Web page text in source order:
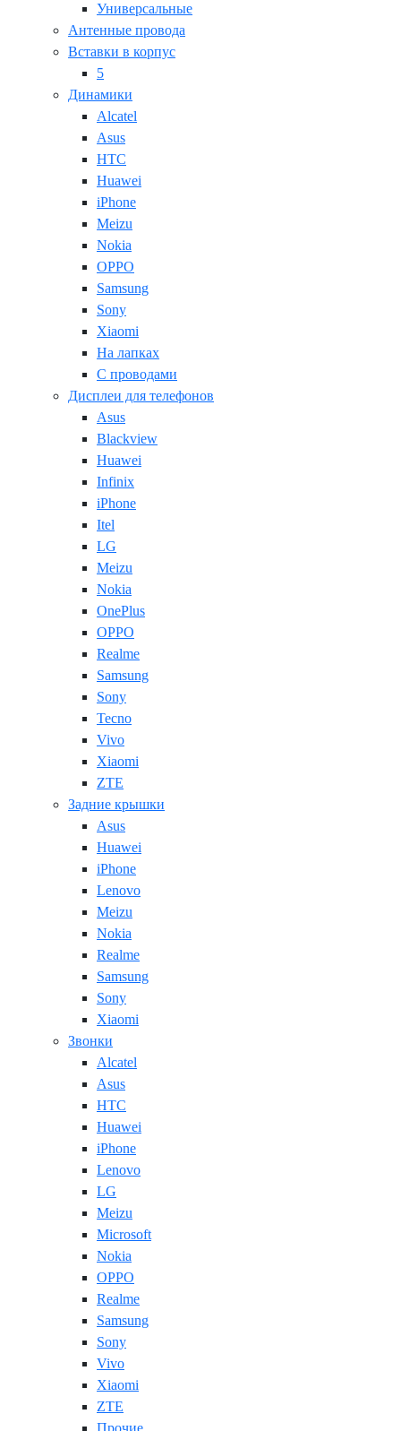
Универсальные
Антенные провода
Вставки в корпус
5
Динамики
Alcatel
Asus
HTC
Huawei
iPhone
Meizu
Nokia
OPPO
Samsung
Sony
Xiaomi
На лапках
С проводами
Дисплеи для телефонов
Asus
Blackview
Huawei
Infinix
iPhone
Itel
LG
Meizu
Nokia
OnePlus
OPPO
Realme
Samsung
Sony
Tecno
Vivo
Xiaomi
ZTE
Задние крышки
Asus
Huawei
iPhone
Lenovo
Meizu
Nokia
Realme
Samsung
Sony
Xiaomi
Звонки
Alcatel
Asus
HTC
Huawei
iPhone
Lenovo
LG
Meizu
Microsoft
Nokia
OPPO
Realme
Samsung
Sony
Vivo
Xiaomi
ZTE